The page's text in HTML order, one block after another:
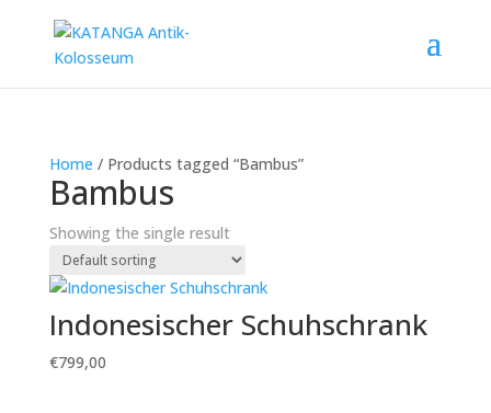
Home / Products tagged “Bambus”
Bambus
Showing the single result
Indonesischer Schuhschrank
€799,00